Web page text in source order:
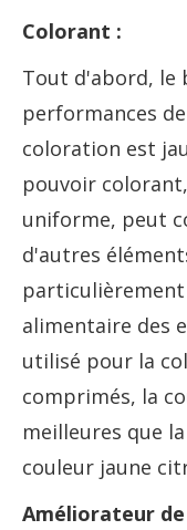
Colorant :
Tout d'abord, le
performances
coloration est
pouvoir
uniforme, peut
d'autres
alimentaire des
utilisé pour la
comprimés, la
meilleures que
couleur jaune
Améliorateur